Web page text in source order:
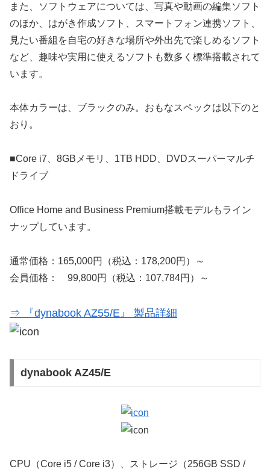
また、ソフトウェアについては、写真や動画の編集ソフト
のほか、はがき作成ソフト、スマートフォン連携ソフト、
見たい番組を自宅の好きな場所や外出先で楽しめるソフト
など、趣味や実用に使えるソフトも数多く標準搭載されて
います。
本体カラーは、ブラックのみ。おもなスペックは以下のと
おり。
■Core i7、8GBメモリ、1TB HDD、DVDスーパーマルチ
ドライブ
Office Home and Business Premium搭載モデルもライン
ナップしています。
通常価格：165,000円（税込：178,200円）～
会員価格： 99,800円（税込：107,784円）～
⇒ 『dynabook AZ55/E』 製品詳細
dynabook AZ45/E
CPU（Core i5 / Core i3）、ストレージ（256GB SSD /